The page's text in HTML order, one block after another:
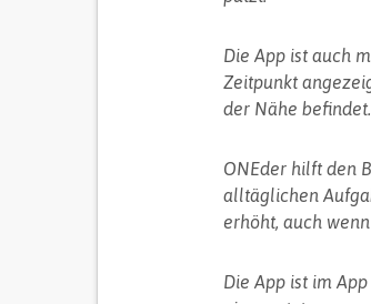
Die App ist auch
Zeitpunkt
der Nähe befindet.
ONEder hilft den
alltäglichen
erhöht, auch
Die App ist im